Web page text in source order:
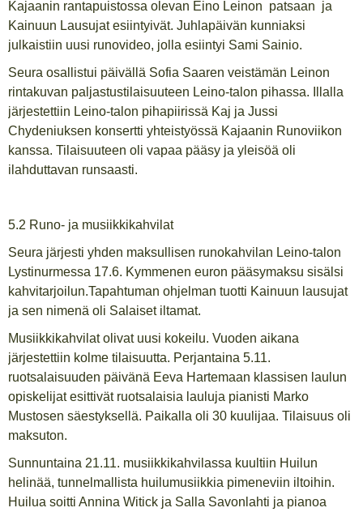
Kajaanin rantapuistossa olevan Eino Leinon patsaan ja
Kainuun Lausujat esiintyivät. Juhlapäivän kunniaksi
julkaistiin uusi runovideo, jolla esiintyi Sami Sainio.
Seura osallistui päivällä Sofia Saaren veistämän Leinon
rintakuvan paljastustilaisuuteen Leino-talon pihassa. Illalla
järjestettiin Leino-talon pihapiirissä Kaj ja Jussi
Chydeniuksen konsertti yhteistyössä Kajaanin Runoviikon
kanssa. Tilaisuuteen oli vapaa pääsy ja yleisöä oli
ilahduttavan runsaasti.
5.2 Runo- ja musiikkikahvilat
Seura järjesti yhden maksullisen runokahvilan Leino-talon
Lystinurmessa 17.6. Kymmenen euron pääsymaksu sisälsi
kahvitarjoilun.Tapahtuman ohjelman tuotti Kainuun lausujat
ja sen nimenä oli Salaiset iltamat.
Musiikkikahvilat olivat uusi kokeilu. Vuoden aikana
järjestettiin kolme tilaisuutta. Perjantaina 5.11.
ruotsalaisuuden päivänä Eeva Hartemaan klassisen laulun
opiskelijat esittivät ruotsalaisia lauluja pianisti Marko
Mustosen säestyksellä. Paikalla oli 30 kuulijaa. Tilaisuus oli
maksuton.
Sunnuntaina 21.11. musiikkikahvilassa kuultiin Huilun
helinää, tunnelmallista huilumusiikkia pimeneviin iltoihin.
Huilua soitti Annina Witick ja Salla Savonlahti ja pianoa